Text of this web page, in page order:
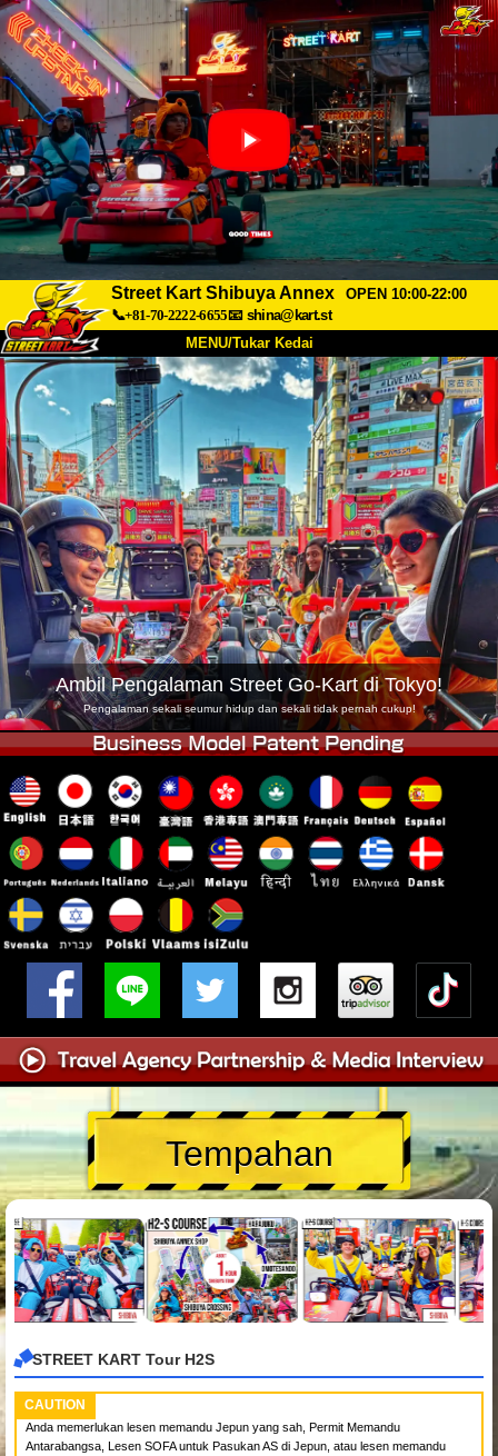
Street Kart Shibuya Annex
OPEN 10:00-22:00
📞+81-70-2222-6655📧 shina@kart.st
MENU/Tukar Kedai
UTAMA
Tentang Spesifikasi Harga
Akses Suara Soalan Lazim
Syarikat Tempahan
Tukar Kedai
Tokyo Shinagawa Tokyo Akihabara#1
Tokyo Akihabara#2 Tokyo Shibuya
Tokyo Shibuya Annex Tokyo Bay
Tokyo Asakusa Osaka
Okinawa
Ambil Pengalaman Street Go-Kart di Tokyo!
Pengalaman sekali seumur hidup dan sekali tidak pernah cukup!
Tempahan
STREET KART Tour H2S
CAUTION
Anda memerlukan lesen memandu Jepun yang sah, Permit Memandu
Antarabangsa, Lesen SOFA untuk Pasukan AS di Jepun, atau lesen memandu